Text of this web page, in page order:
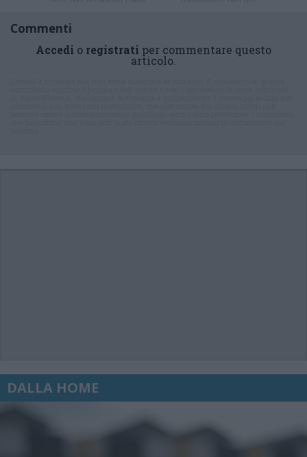
Commenti
Accedi o registrati per commentare questo
articolo.
DALLA HOME